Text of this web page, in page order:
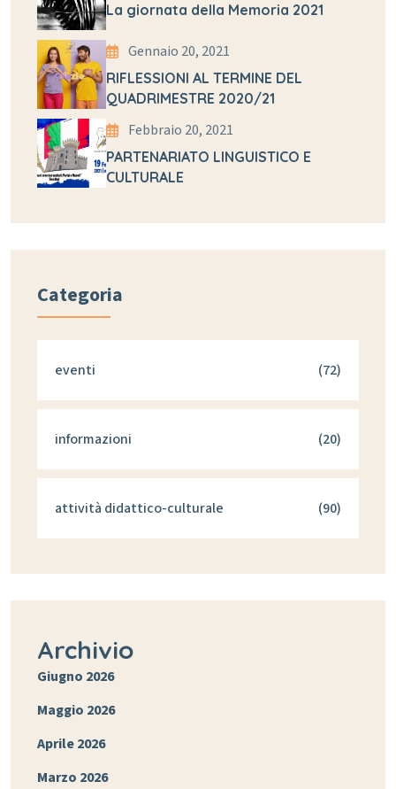
La giornata della Memoria 2021
Gennaio 20, 2021
RIFLESSIONI AL TERMINE DEL
QUADRIMESTRE 2020/21
Febbraio 20, 2021
PARTENARIATO LINGUISTICO E
CULTURALE
Categoria
eventi (72)
informazioni (20)
attività didattico-culturale (90)
Archivio
Giugno 2026
Maggio 2026
Aprile 2026
Marzo 2026